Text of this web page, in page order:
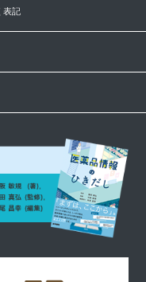
表記